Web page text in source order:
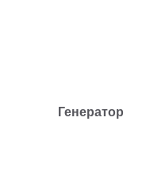
Генератор